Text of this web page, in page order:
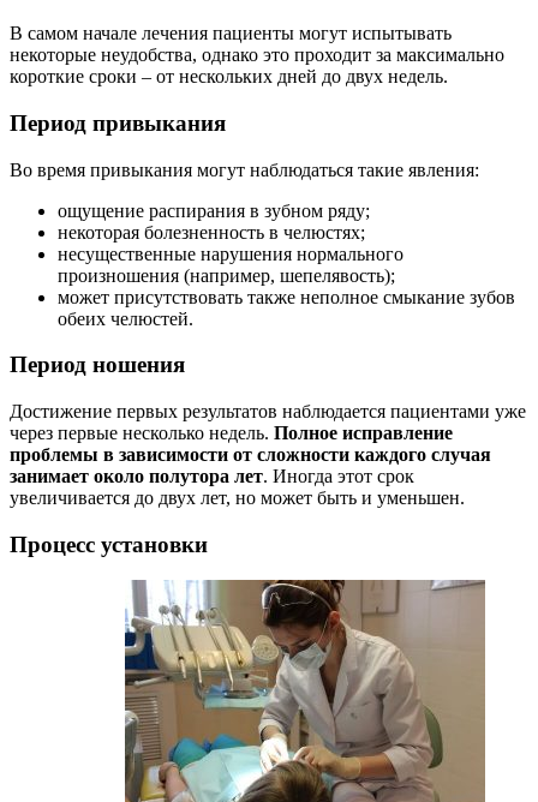
В самом начале лечения пациенты могут испытывать
некоторые неудобства, однако это проходит за максимально
короткие сроки – от нескольких дней до двух недель.
Период привыкания
Во время привыкания могут наблюдаться такие явления:
ощущение распирания в зубном ряду;
некоторая болезненность в челюстях;
несущественные нарушения нормального
произношения (например, шепелявость);
может присутствовать также неполное смыкание зубов
обеих челюстей.
Период ношения
Достижение первых результатов наблюдается пациентами уже
через первые несколько недель. Полное исправление
проблемы в зависимости от сложности каждого случая
занимает около полутора лет. Иногда этот срок
увеличивается до двух лет, но может быть и уменьшен.
Процесс установки